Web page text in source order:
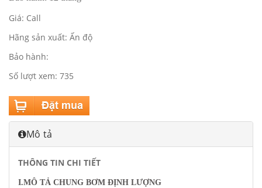
Giá: Call
Hãng sản xuất: Ấn độ
Bảo hành:
Số lượt xem: 735
Mô tả
THÔNG TIN CHI TIẾT
I.MÔ TẢ CHUNG BƠM ĐỊNH LƯỢNG